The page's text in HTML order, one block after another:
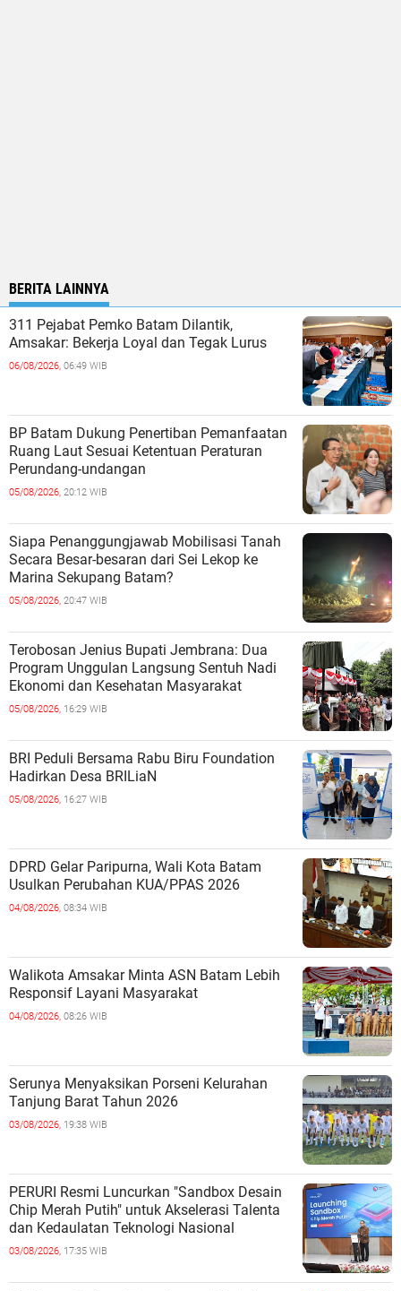
BERITA LAINNYA
311 Pejabat Pemko Batam Dilantik,
Amsakar: Bekerja Loyal dan Tegak Lurus
06/08/2026, 06:49 WIB
BP Batam Dukung Penertiban Pemanfaatan
Ruang Laut Sesuai Ketentuan Peraturan
Perundang-undangan
05/08/2026, 20:12 WIB
Siapa Penanggungjawab Mobilisasi Tanah
Secara Besar-besaran dari Sei Lekop ke
Marina Sekupang Batam?
05/08/2026, 20:47 WIB
Terobosan Jenius Bupati Jembrana: Dua
Program Unggulan Langsung Sentuh Nadi
Ekonomi dan Kesehatan Masyarakat
05/08/2026, 16:29 WIB
BRI Peduli Bersama Rabu Biru Foundation
Hadirkan Desa BRILiaN
05/08/2026, 16:27 WIB
DPRD Gelar Paripurna, Wali Kota Batam
Usulkan Perubahan KUA/PPAS 2026
04/08/2026, 08:34 WIB
Walikota Amsakar Minta ASN Batam Lebih
Responsif Layani Masyarakat
04/08/2026, 08:26 WIB
Serunya Menyaksikan Porseni Kelurahan
Tanjung Barat Tahun 2026
03/08/2026, 19:38 WIB
PERURI Resmi Luncurkan "Sandbox Desain
Chip Merah Putih" untuk Akselerasi Talenta
dan Kedaulatan Teknologi Nasional
03/08/2026, 17:35 WIB